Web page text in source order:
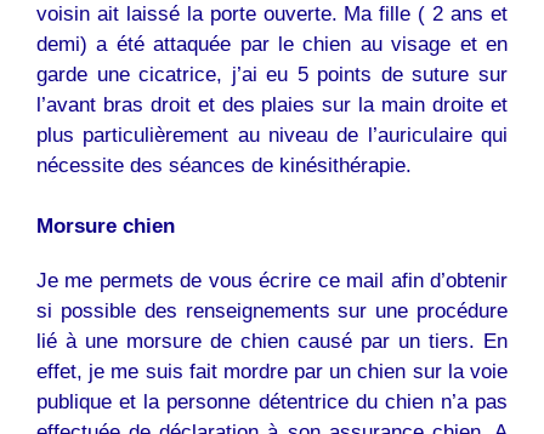
voisin ait laissé la porte ouverte. Ma fille ( 2 ans et
demi) a été attaquée par le chien au visage et en
garde une cicatrice, j’ai eu 5 points de suture sur
l’avant bras droit et des plaies sur la main droite et
plus particulièrement au niveau de l’auriculaire qui
nécessite des séances de kinésithérapie.
Morsure chien
Je me permets de vous écrire ce mail afin d’obtenir
si possible des renseignements sur une procédure
lié à une morsure de chien causé par un tiers. En
effet, je me suis fait mordre par unchien sur la voie
publique et la personne détentrice du chienn’a pas